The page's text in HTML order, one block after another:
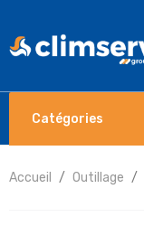
Catégories
Accueil Outillage